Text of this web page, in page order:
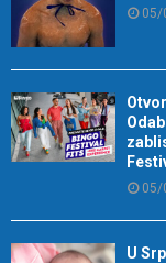
05/
05/
U